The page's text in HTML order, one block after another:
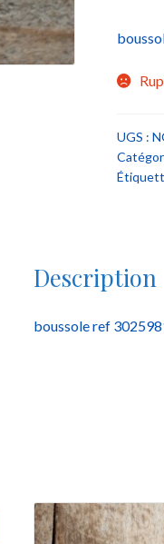
UGS :
Description
boussole ref